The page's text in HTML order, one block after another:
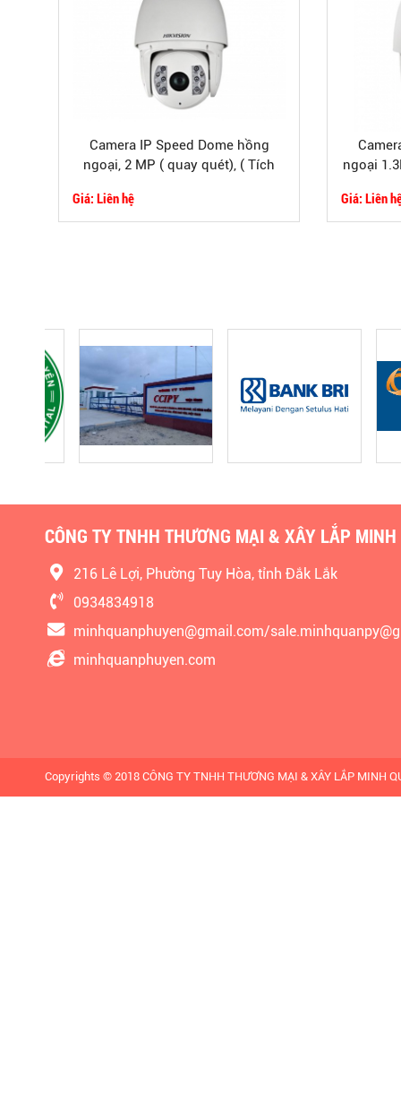
Camera IP Speed Dome hồng
ngoại, 2 MP ( quay quét), ( Tích
Giá: Liên hệ
ngoại
Giá: Liên
CÔNG TY TNHH THƯƠNG MẠI & XÂY LẮP
216 Lê Lợi, Phường Tuy Hòa, tỉnh Đắk Lắk
0934834918
minhquanphuyen@gmail.com/
minhquanphuyen.com
Copyrights © 2018 CÔNG TY TNHH THƯƠNG MẠI & XÂY LẮP MINH